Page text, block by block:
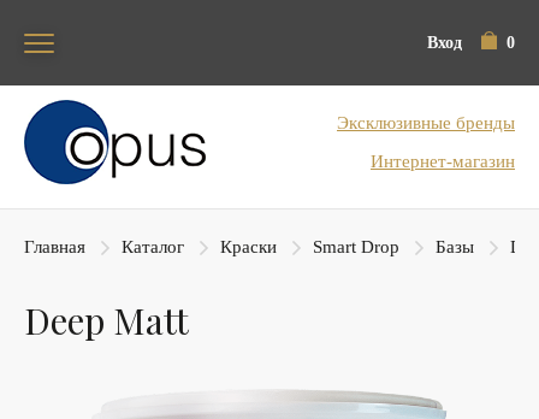
Вход 0
Блок поиска
Эксклюзивные бренды
Интернет-магазин
Главная Каталог Краски Smart Drop Базы
Deep Matt